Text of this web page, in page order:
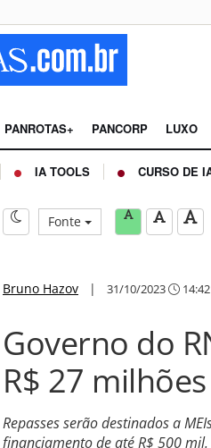
PANROTAS+ PANCORP LUXO
IA TOOLS CURSO DE
Fonte
Bruno Hazov | 31/10/2023 14:42
Governo do
R$ 27
Repasses serão destinados a
financiamento de até R$ 500 mil.